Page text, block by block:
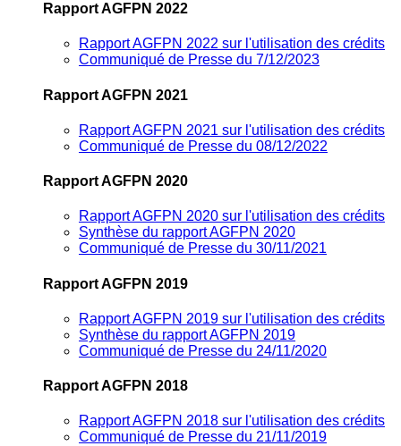
Rapport AGFPN 2022
Rapport AGFPN 2022 sur l'utilisation des crédits
Communiqué de Presse du 7/12/2023
Rapport AGFPN 2021
Rapport AGFPN 2021 sur l'utilisation des crédits
Communiqué de Presse du 08/12/2022
Rapport AGFPN 2020
Rapport AGFPN 2020 sur l'utilisation des crédits
Synthèse du rapport AGFPN 2020
Communiqué de Presse du 30/11/2021
Rapport AGFPN 2019
Rapport AGFPN 2019 sur l'utilisation des crédits
Synthèse du rapport AGFPN 2019
Communiqué de Presse du 24/11/2020
Rapport AGFPN 2018
Rapport AGFPN 2018 sur l'utilisation des crédits
Communiqué de Presse du 21/11/2019